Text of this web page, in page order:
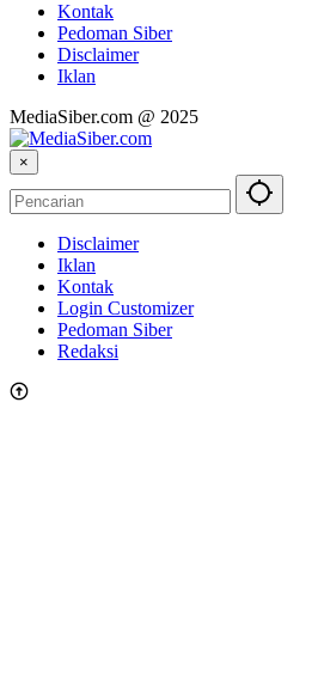
Kontak
Pedoman Siber
Disclaimer
Iklan
MediaSiber.com @ 2025
×
Disclaimer
Iklan
Kontak
Login Customizer
Pedoman Siber
Redaksi